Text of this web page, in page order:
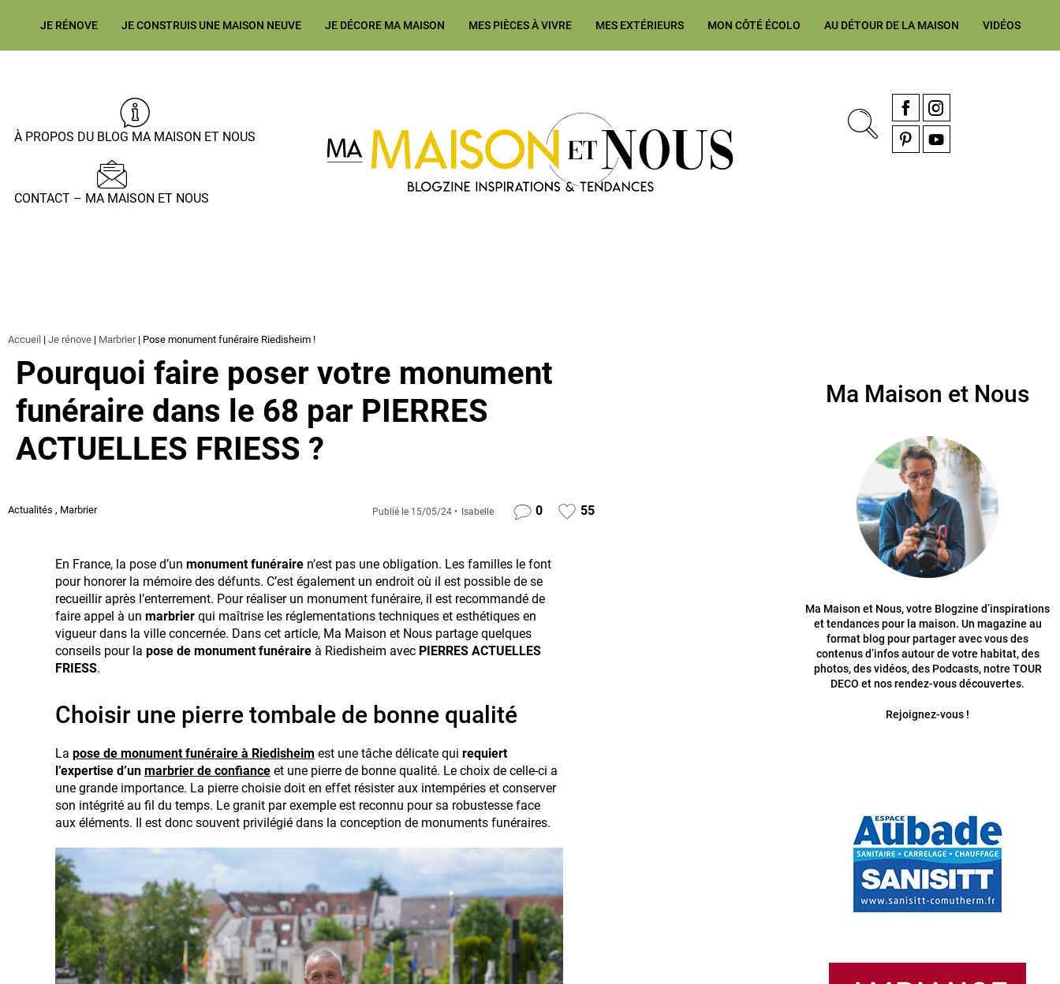
JE RÉNOVE JE CONSTRUIS UNE MAISON NEUVE JE DÉCORE MA MAISON MES PIÈCES À VIVRE MES EXTÉRIEURS MON CÔTÉ ÉCOLO AU DÉTOUR DE LA MAISON VIDÉOS
Ma Maison et Nous Construction, rénovation & décoration Alsace, Franche-Comté
À PROPOS DU BLOG MA MAISON ET NOUS
CONTACT – MA MAISON ET NOUS
FacebookInstagram
Accueil | Je rénove | Marbrier| Pose monument funéraire Riedisheim !
Pourquoi faire poser votre monument
funéraire dans le 68 par PIERRES
ACTUELLES FRIESS ?
Actualités , Marbrier Publié le 15/05/24 Isabelle 0 55
En France, la pose d’un monument funéraire n’est pas une obligation. Les familles le font
pour honorer la mémoire des défunts. C’est également un endroit où il est possible de se
recueillir après l’enterrement. Pour réaliser un monument funéraire, il est recommandé de
faire appel à un marbrier qui maîtrise les réglementations techniques et esthétiques en
vigueur dans la ville concernée. Dans cet article, Ma Maison et Nous partage quelques
conseils pour la pose de monument funéraire à Riedisheim avec PIERRES ACTUELLES
FRIESS.
Choisir une pierre tombale de bonne qualité
La pose de monument funéraire à Riedisheim est une tâche délicate qui requiert
l’expertise d’un marbrier de confiance et une pierre de bonne qualité. Le choix de celle-ci a
une grande importance. La pierre choisie doit en effet résister aux intempéries et conserver
son intégrité au fil du temps. Le granit par exemple est reconnu pour sa robustesse face
aux éléments. Il est donc souvent privilégié dans la conception de monuments funéraires.
Ma Maison et Nous
Ma Maison et Nous, votre Blogzine d’inspirations
et tendances pour la maison. Un magazine au
format blog pour partager avec vous des
contenus d’infos autour de votre habitat, des
photos, des vidéos, des Podcasts, notre TOUR
DECO et nos rendez-vous découvertes.
Rejoignez-vous !